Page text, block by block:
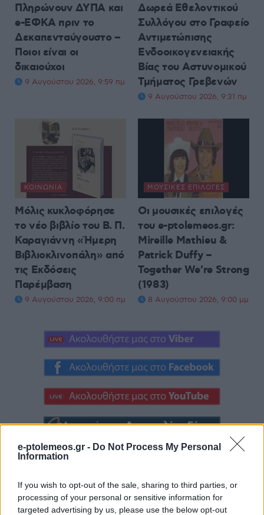
e-ptolemeos.gr - Do Not Process My Personal
Information
If you wish to opt-out of the sale, sharing to third parties, or
processing of your personal or sensitive information for
targeted advertising by us, please use the below opt-out
Πληρώνουν ΔΥΠΑ και
e-ΕΦΚΑ πριν το
Δεκαπενταύγουστο –
Ποιοι είναι οι
δικαιούχοι
9 Αυγούστου 2026, 9:59 πμ
Δωρεά Εθελοντικού
Συλλόγου στο Γραφείο
Αντιμετώπισης
Ενδοοικογενειακής
Βίας του Αστυνομικού
Τμήματος Γρεβενών
9 Αυγούστου 2026, 9:31 πμ
ΚΟΙΝΩΝΊΑ
Μόλις κυκλοφόρησε
το νέο βιβλίο του Β. Π.
Καραγιάννη «Ήμερη
Βιβλιοκλινοπάλη» από
τις Εκδόσεις
Παρέμβαση
9 Αυγούστου 2026, 9:00 πμ
ΜΟΥΣΙΚΈΣ ΕΠΙΛΟΓΈΣ
Οι μουσικές επιλογές
του e-ptolemeos.gr:
Mireille Mathieu &
Patrick Duffy –
Together We’re Strong
(1983)
8 Αυγούστου 2026, 9:00 μμ